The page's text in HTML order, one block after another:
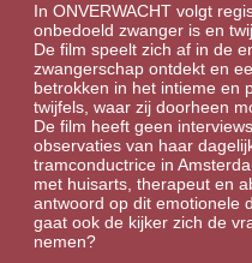
In ONVERWACHT volgt
onbedoeld zwanger is en
De film speelt zich af in de
zwangerschap ontdekt en
betrokken in het intieme en
twijfels, waar zij doorheen
De film heeft geen
observaties van haar
tramconductrice in
met huisarts, therapeut en
antwoord op dit emotionele
gaat ook de kijker zich de
nemen?